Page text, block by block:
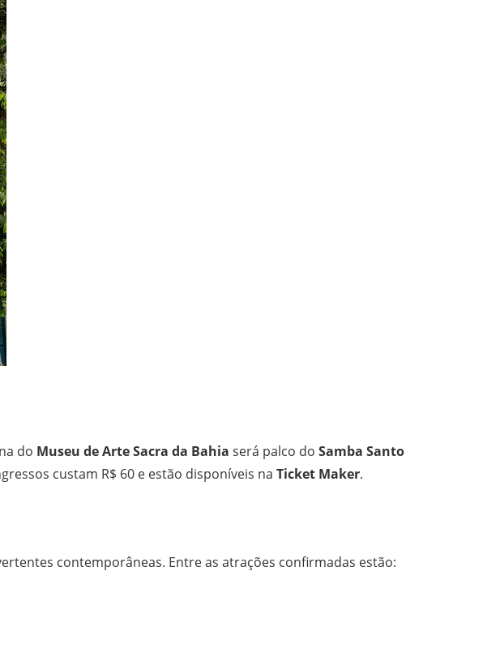
do Museu de Arte Sacra da Bahia será palco do Samba Santo
custam R$ 60 e estão disponíveis na Ticket Maker.
contemporâneas. Entre as atrações confirmadas estão: